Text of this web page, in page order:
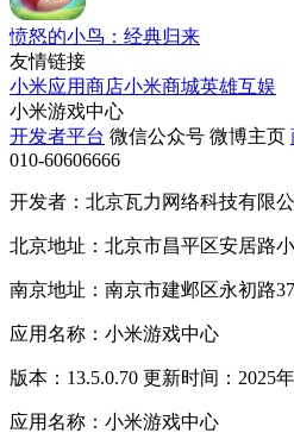
愤怒的小鸟：经典归来
友情链接
小米应用商店小米商城英雄互娱
小米游戏中心
开发者平台 微信公众号 微博主页
010-60606666
开发者：北京瓦力网络科技有限
北京地址：北京市昌平区安居路
南京地址：南京市建邺区永初路
应用名称：小米游戏中心
版本：13.5.0.70 更新时间：2025
应用名称：小米游戏中心